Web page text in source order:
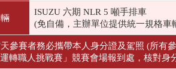
ISUZU 六期 NLR 5 噸手排車
(免自備，主辦單位提供統一規格車
參賽者務必攜帶本人身分證及駕照 (所有
運轉職人挑戰賽」競賽會場報到處，核對身